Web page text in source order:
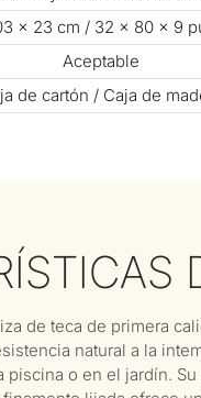
× 23 cm / 32 × 80 × 9
Aceptable
de cartón / Caja de
de teca de primera
natural a la
o en el jardín.